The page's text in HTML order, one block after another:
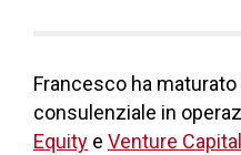
Francesco ha
consulenziale in
Equity e Venture Capital